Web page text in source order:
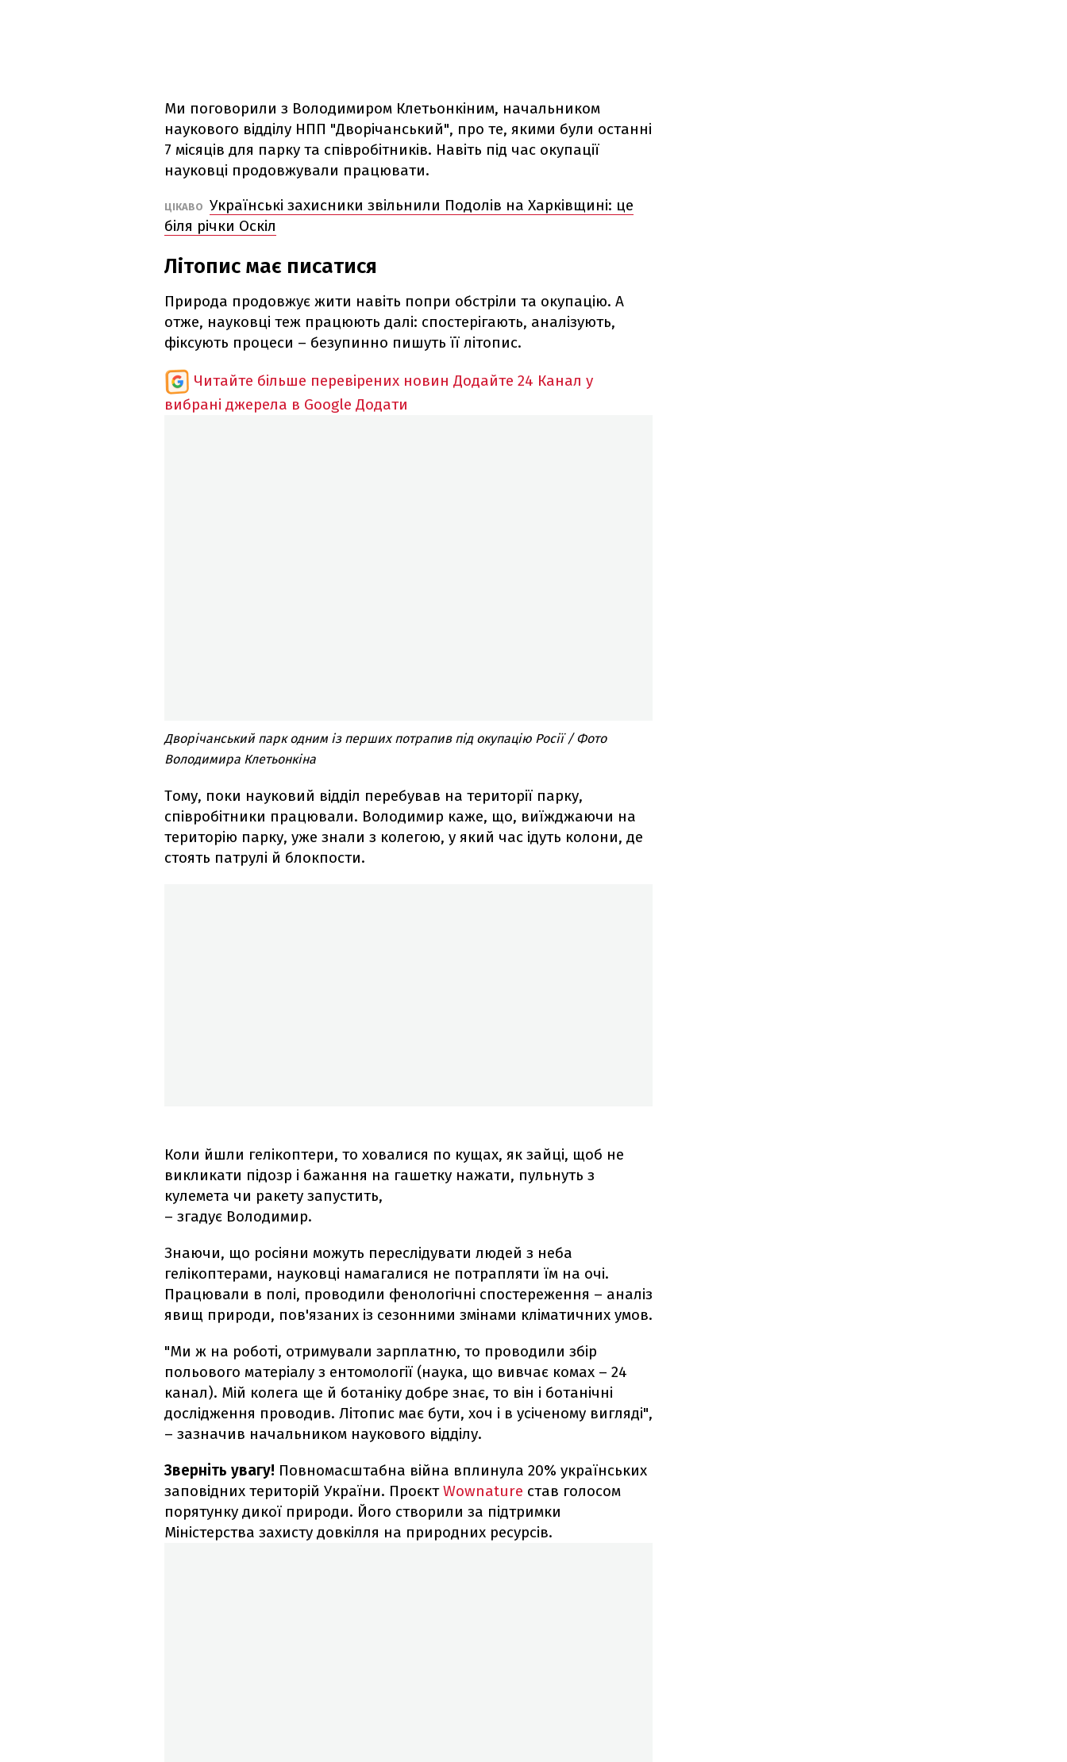
Ми поговорили з Володимиром Клетьонкіним, начальником
наукового відділу НПП "Дворічанський", про те, якими були останні
7 місяців для парку та співробітників. Навіть під час окупації
науковці продовжували працювати.
ЦІКАВО Українські захисники звільнили Подолів на Харківщині: це
біля річки Оскіл
Літопис має писатися
Природа продовжує жити навіть попри обстріли та окупацію. А
отже, науковці теж працюють далі: спостерігають, аналізують,
фіксують процеси – безупинно пишуть її літопис.
Читайте більше перевірених новин Додайте 24 Канал у
вибрані джерела в Google Додати
Дворічанський парк одним із перших потрапив під окупацію Росії / Фото
Володимира Клетьонкіна
Тому, поки науковий відділ перебував на території парку,
співробітники працювали. Володимир каже, що, виїжджаючи на
територію парку, уже знали з колегою, у який час ідуть колони, де
стоять патрулі й блокпости.
Коли йшли гелікоптери, то ховалися по кущах, як зайці, щоб не
викликати підозр і бажання на гашетку нажати, пульнуть з
кулемета чи ракету запустить,
– згадує Володимир.
Знаючи, що росіяни можуть переслідувати людей з неба
гелікоптерами, науковці намагалися не потрапляти їм на очі.
Працювали в полі, проводили фенологічні спостереження – аналіз
явищ природи, пов'язаних із сезонними змінами кліматичних умов.
"Ми ж на роботі, отримували зарплатню, то проводили збір
польового матеріалу з ентомології (наука, що вивчає комах – 24
канал). Мій колега ще й ботаніку добре знає, то він і ботанічні
дослідження проводив. Літопис має бути, хоч і в усіченому вигляді",
– зазначив начальником наукового відділу.
Зверніть увагу! Повномасштабна війна вплинула 20% українських
заповідних територій України. ПроєктWownature став голосом
порятунку дикої природи. Його створили за підтримки
Міністерства захисту довкілля на природних ресурсів.